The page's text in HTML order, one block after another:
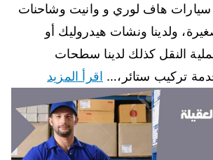
سيارات هاف لوري و وانيت وشاحنات
ولدينا ونشات هيدروليك أو
النقل كذلك لدينا سطحات
تركيب ستائر،… اقرأ المزيد